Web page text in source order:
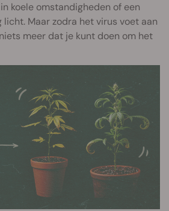
koele omstandigheden of een
Maar zodra het virus voet aan
meer dat je kunt doen om het